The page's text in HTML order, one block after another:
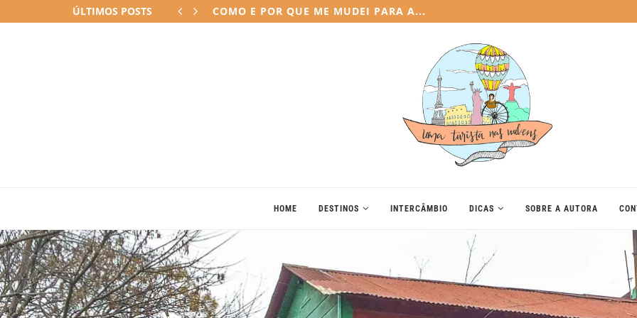
ÚLTIMOS POSTS COMO E POR QUE ME MUDEI PARA A...
HOME DESTINOS INTERCÂMBIO DICAS SOBRE A AUTORA